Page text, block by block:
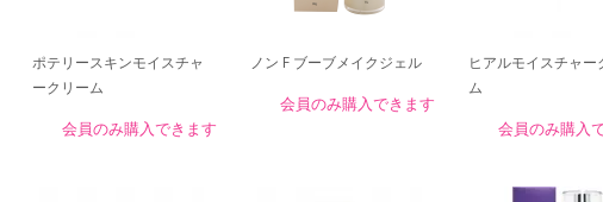
ポテリースキンモイスチャ
ークリーム
会員のみ購入できます
ノン F ブーブメイクジェル
会員のみ購入できます
ヒアルモイスチャー
ム
会員のみ購入